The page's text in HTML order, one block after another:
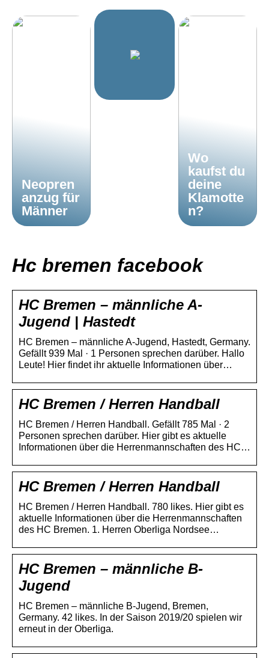
Neopren
anzug für
Männer
Wo
kaufst du
deine
Klamotte
n?
Hc bremen facebook
HC Bremen – männliche A-
Jugend | Hastedt
HC Bremen – männliche A-Jugend, Hastedt, Germany.
Gefällt 939 Mal · 1 Personen sprechen darüber. Hallo
Leute! Hier findet ihr aktuelle Informationen über…
HC Bremen / Herren Handball
HC Bremen / Herren Handball. Gefällt 785 Mal · 2
Personen sprechen darüber. Hier gibt es aktuelle
Informationen über die Herrenmannschaften des HC…
HC Bremen / Herren Handball
HC Bremen / Herren Handball. 780 likes. Hier gibt es
aktuelle Informationen über die Herrenmannschaften
des HC Bremen. 1. Herren Oberliga Nordsee…
HC Bremen – männliche B-
Jugend
HC Bremen – männliche B-Jugend, Bremen,
Germany. 42 likes. In der Saison 2019/20 spielen wir
erneut in der Oberliga.